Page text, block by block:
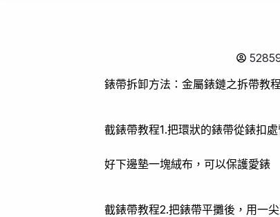
錶帶拆卸方法：金屬錶鏈之拆帶教程
截錶帶教程1.把環狀的錶帶從錶扣
好下邊墊一塊絨布，可以保護愛錶
截錶帶教程2.把錶帶平攤後，用一